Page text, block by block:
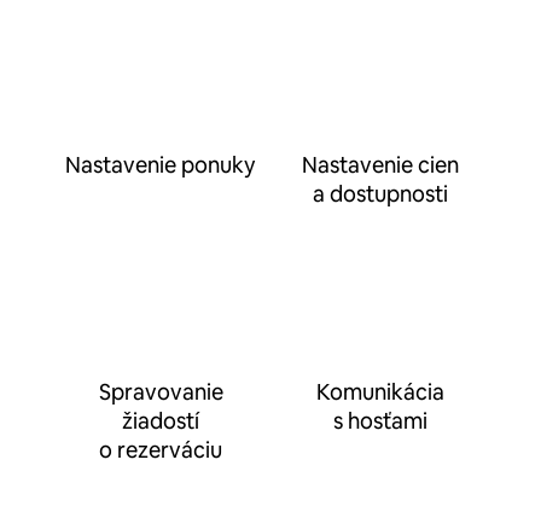
Nastavenie ponuky
Nastavenie cien
a dostupnosti
Spravovanie
žiadostí
o rezerváciu
Komunikácia
s hosťami